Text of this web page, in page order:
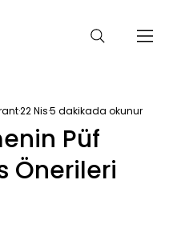
Püf
Önerileri
22 Nis5 dakikada okunur